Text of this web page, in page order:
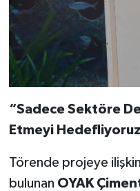
“Sadece Sektöre
Etmeyi
Törende projeye
bulunan OYAK